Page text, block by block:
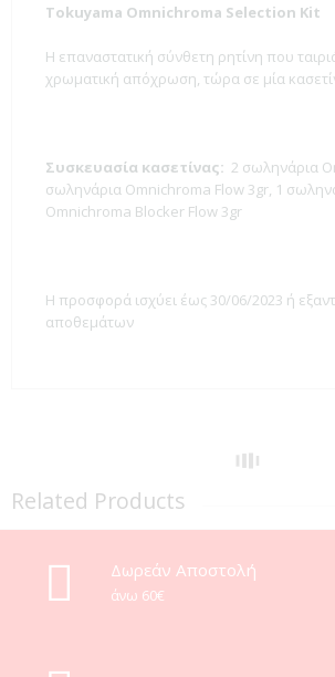
Tokuyama Omnichroma Selection Kit
Η επαναστατική σύνθετη ρητίνη που
χρωματική απόχρωση, τώρα σε μία
Συσκευασία κασετίνας: 2 σωληνάρια
σωληνάρια Omnichroma Flow 3gr, 1
Omnichroma Blocker Flow 3gr
Η προσφορά ισχύει έως 30/06/2023 ή
αποθεμάτων
Related Products
Δωρεάν Αποστολή
άνω 60€